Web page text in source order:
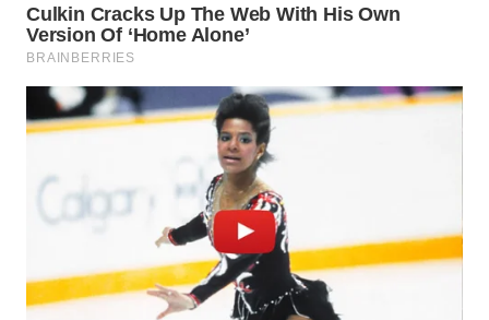
WAHANA
INFRASTRUKTUR
WAHANA
KONSUMEN
WAHANA
LISTRIK
TRAVEL